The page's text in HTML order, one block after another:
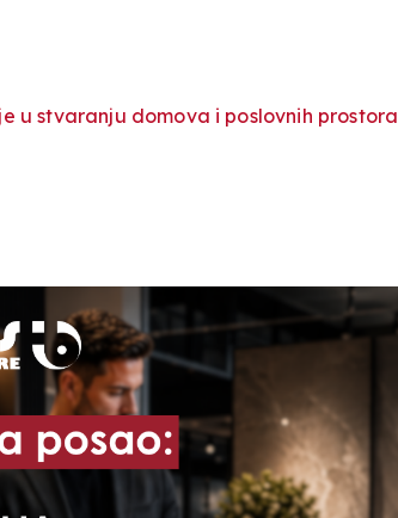
u stvaranju domova i poslovnih prostora